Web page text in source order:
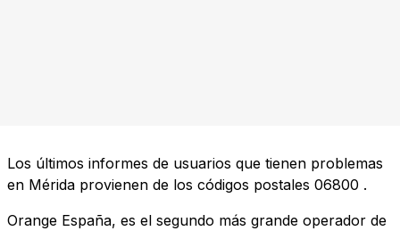
Los últimos informes de usuarios que tienen problemas
en Mérida provienen de los códigos postales 06800 .
Orange España, es el segundo más grande operador de